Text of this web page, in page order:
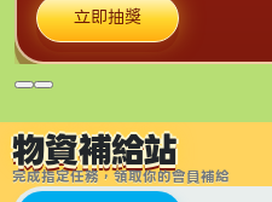
立即抽獎
物資補給站
完成指定任務，領取你的會員補給